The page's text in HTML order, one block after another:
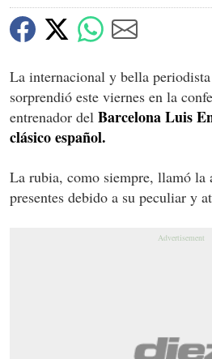
La internacional y bella periodista
sorprendió este viernes en la
entrenador del Barcelona Luis
clásico español.
La rubia, como siempre, llamó la
presentes debido a su peculiar y